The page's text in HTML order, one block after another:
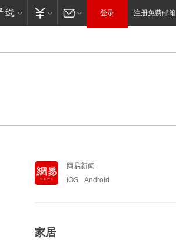
登录 注册免费邮箱
网易新闻
iOS
Android
家居